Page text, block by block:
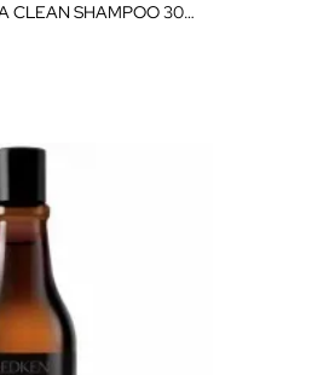
REDKEN BREWS EXTRA CLEAN SHAMPOO 300ML